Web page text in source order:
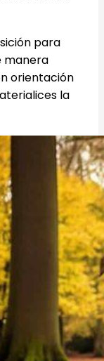
para
manera
orientación
la